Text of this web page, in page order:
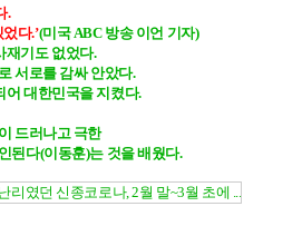
.
다.’(미국 ABC 방송 이언 기자)
재기도 없었다.
서로를 감싸 안았다.
드러나고 극한
된다(이동훈)는 것을 배웠다.